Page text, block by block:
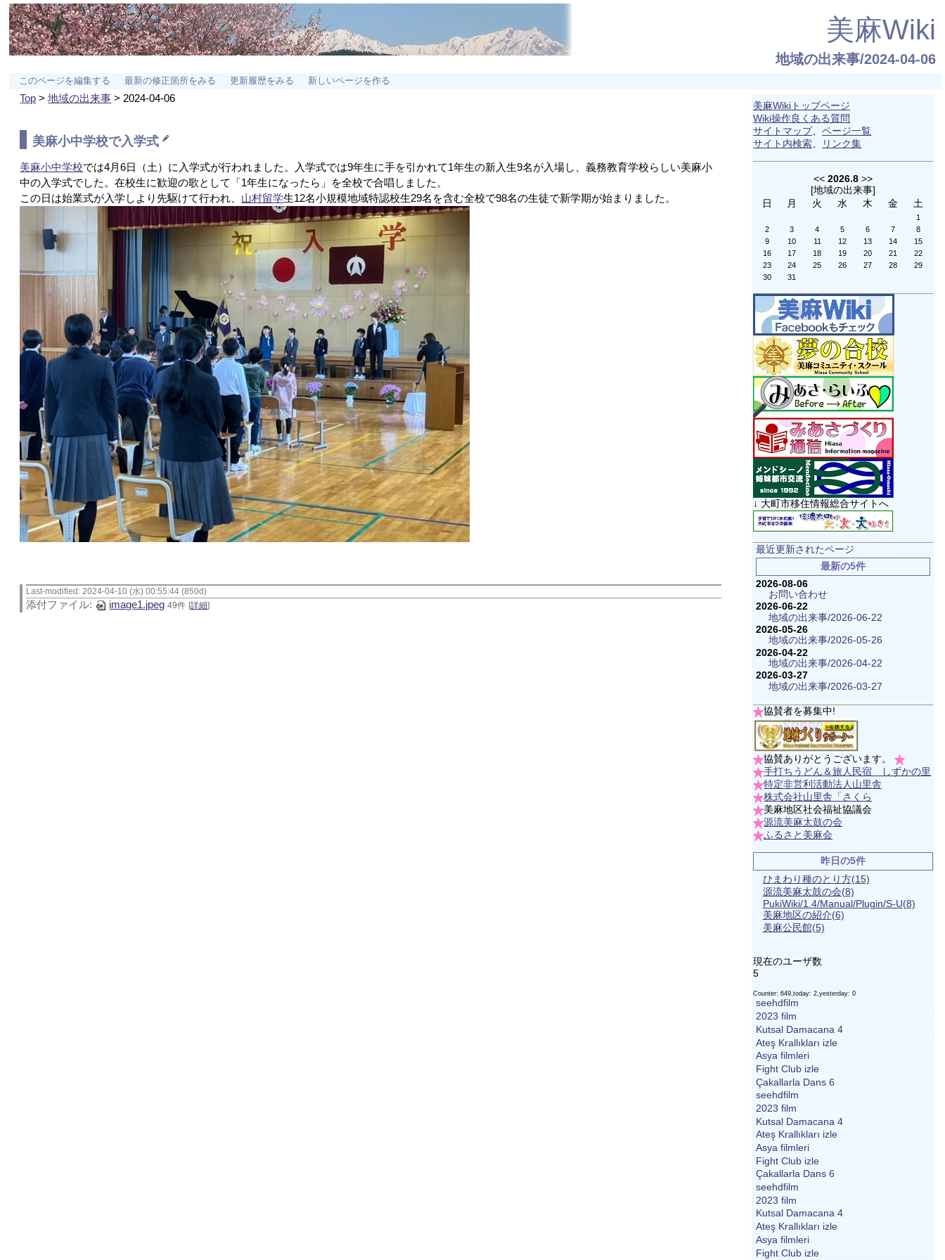
美麻Wiki
地域の出来事/2024-04-06
このページを編集する 最新の修正箇所をみる 更新履歴をみる 新しいページを作る
Top >地域の出来事 > 2024-04-06
美麻小中学校で入学式
美麻小中学校では4月6日（土）に入学式が行われました。入学式では9年生に手を引かれて1年生の新入生9名が入場し、義務教育学校らしい美麻小
中の入学式でした。在校生に歓迎の歌として「1年生になったら」を全校で合唱しました。
この日は始業式が入学しより先駆けて行われ、 山村留学生12名小規模地域特認校生29名を含む全校で98名の生徒で新学期が始まりました。
Last-modified: 2024-04-10 (水) 00:55:44 (850d)
添付ファイル: image1.jpeg 49件 [詳細]
美麻Wikiトップページ
Wiki操作良くある質問
サイトマップ、ページ一覧
サイト内検索、 リンク集
<< 2026.8 >>
[地域の出来事]
日
月 火 水 木 金 土
1
2
3 4 5 6 7
8
9
10 11 12 13 14
15
16
17 18 19 20 21
22
23
24 25 26 27 28
29
30
31
↓ 大町市移住情報総合サイトへ
最近更新されたページ
最新の5件
2026-08-06
お問い合わせ
2026-06-22
地域の出来事/2026-06-22
2026-05-26
地域の出来事/2026-05-26
2026-04-22
地域の出来事/2026-04-22
2026-03-27
地域の出来事/2026-03-27
協賛者を募集中!
協賛ありがとうございます。
手打ちうどん＆旅人民宿 しずかの里
特定非営利活動法人山里舎
株式会社山里舎「さくら
美麻地区社会福祉協議会
源流美麻太鼓の会
ふるさと美麻会
昨日の5件
ひまわり種のとり方(15)
源流美麻太鼓の会(8)
PukiWiki/1.4/Manual/Plugin/S-U(8)
美麻地区の紹介(6)
美麻公民館(5)
現在のユーザ数
5
Counter: 649,today: 2,yesterday: 0
seehdfilm
2023 film
Kutsal Damacana 4
Ateş Krallıkları izle
Asya filmleri
Fight Club izle
Çakallarla Dans 6
seehdfilm
2023 film
Kutsal Damacana 4
Ateş Krallıkları izle
Asya filmleri
Fight Club izle
Çakallarla Dans 6
seehdfilm
2023 film
Kutsal Damacana 4
Ateş Krallıkları izle
Asya filmleri
Fight Club izle